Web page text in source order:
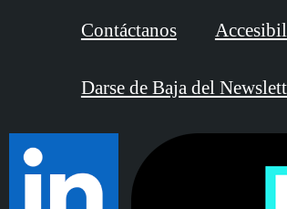
Contáctanos
Darse de Baja del